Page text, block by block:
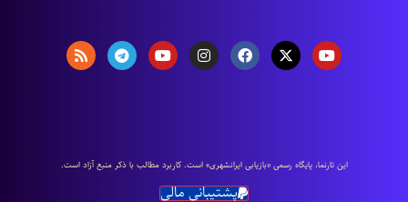
اين تارنما، پایگاه رسمی «بازیابی ایرانشهری» است. كاربرد مطالب با ذكر منبع آزاد است.
پشتیبانی مالی